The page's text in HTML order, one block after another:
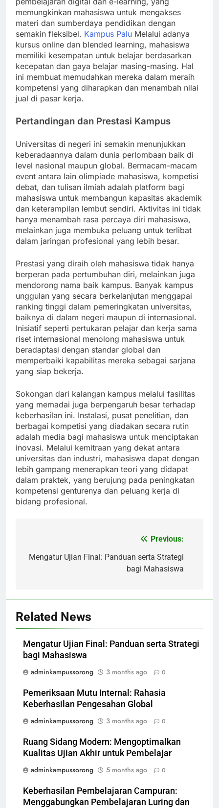
memungkinkan mahasiswa untuk mengakses
materi dan sumberdaya pendidikan dengan
semakin fleksibel. Kampus Palu Melalui adanya
kursus online dan blended learning, mahasiswa
memiliki kesempatan untuk belajar berdasarkan
kecepatan dan gaya belajar masing-masing. Hal
ini membuat memudahkan mereka dalam meraih
kompetensi yang diharapkan dan menambah nilai
jual di pasar kerja.
Pertandingan dan Prestasi Kampus
Universitas di negeri ini semakin menunjukkan
keberadaannya dalam dunia perlombaan baik di
level nasional maupun global. Bermacam-macam
event antara lain olimpiade mahasiswa, kompetisi
debat, dan tulisan ilmiah adalah platform bagi
mahasiswa untuk membangun kapasitas akademik
dan keterampilan lembut sendiri. Aktivitas ini tidak
hanya menambah rasa percaya diri mahasiswa,
melainkan juga membuka peluang untuk terlibat
dalam jaringan profesional yang lebih besar.
Prestasi yang diraih oleh mahasiswa tidak hanya
berperan pada pertumbuhan diri, melainkan juga
mendorong nama baik kampus. Banyak kampus
unggulan yang secara berkelanjutan menggapai
ranking tinggi dalam pemeringkatan universitas,
baiknya di dalam negeri maupun di internasional.
Inisiatif seperti pertukaran pelajar dan kerja sama
riset internasional menolong mahasiswa untuk
beradaptasi dengan standar global dan
memperbaiki kapabilitas mereka sebagai sarjana
yang siap bekerja.
Sokongan dari kalangan kampus melalui fasilitas
yang memadai juga berpengaruh besar terhadap
keberhasilan ini. Instalasi, pusat penelitian, dan
berbagai kompetisi yang diadakan secara rutin
adalah media bagi mahasiswa untuk menciptakan
inovasi. Melalui kemitraan yang dekat antara
universitas dan industri, mahasiswa dapat dengan
lebih gampang menerapkan teori yang didapat
dalam praktek, yang berujung pada peningkatan
kompetensi genturenya dan peluang kerja di
bidang profesional.
navigation
Previous:
Mengatur Ujian Final: Panduan serta Strategi
bagi Mahasiswa
Related News
Mengatur Ujian Final: Panduan serta Strategi
bagi Mahasiswa
adminkampussorong
3 months ago 0
Pemeriksaan Mutu Internal: Rahasia
Keberhasilan Pengesahan Global
adminkampussorong
3 months ago 0
Ruang Sidang Modern: Mengoptimalkan
Kualitas Ujian Akhir untuk Pembelajar
adminkampussorong
5 months ago 0
Keberhasilan Pembelajaran Campuran:
Menggabungkan Pembelajaran Luring dan